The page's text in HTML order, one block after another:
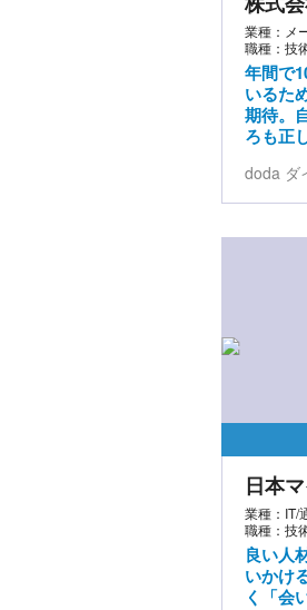
業種：メ
職種：技
年間で
いるた
期待。
ろも正
doda ダ
日本
業種：IT/
職種：技
良い人
いかけ
く「会